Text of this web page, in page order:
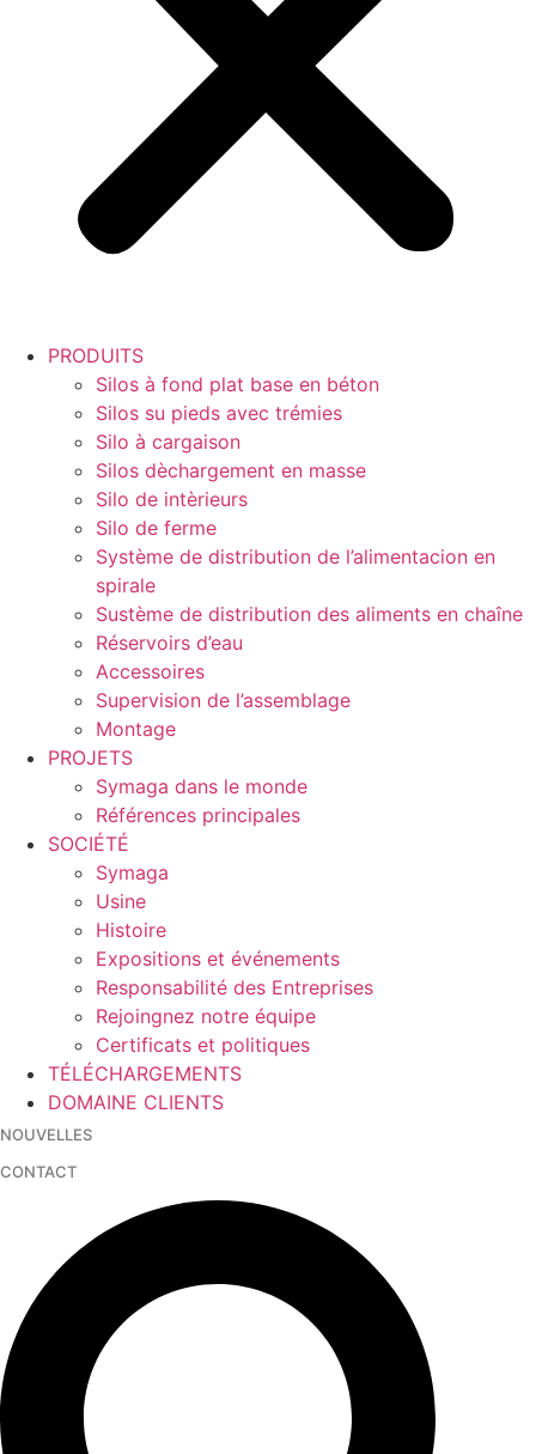
PRODUITS
Silos à fond plat base en béton
Silos su pieds avec trémies
Silo à cargaison
Silos dèchargement en masse
Silo de intèrieurs
Silo de ferme
Système de distribution de l’alimentacion en
spirale
Sustème de distribution des aliments en chaîne
Réservoirs d’eau
Accessoires
Supervision de l’assemblage
Montage
PROJETS
Symaga dans le monde
Références principales
SOCIÉTÉ
Symaga
Usine
Histoire
Expositions et événements
Responsabilité des Entreprises
Rejoingnez notre équipe
Certificats et politiques
TÉLÉCHARGEMENTS
DOMAINE CLIENTS
NOUVELLES
CONTACT